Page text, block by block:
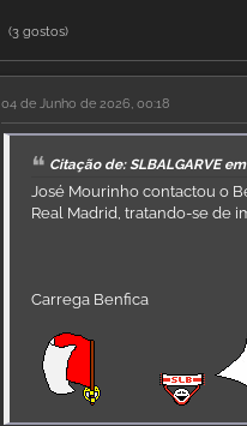
(3 gostos)
04 de Junho de 2026, 00:18
Citação de: SLBALGARVE
José Mourinho contactou o
Real Madrid, tratando-se de
Carrega Benfica